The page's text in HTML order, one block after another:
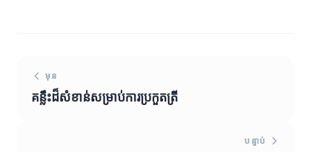
មុន
គន្លឹះដ៏សំខាន់សម្រាប់ការប្រកួតត្រី
បន្ទាប់